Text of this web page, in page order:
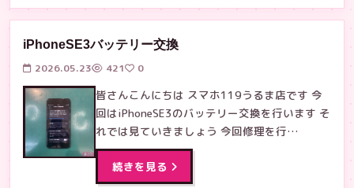
iPhoneSE3バッテリー交換
2026.05.23
421 0
皆さんこんにちは スマホ119うるま店です 今
回はiPhoneSE3のバッテリー交換を行います そ
れでは見ていきましょう 今回修理を行…
続きを見る